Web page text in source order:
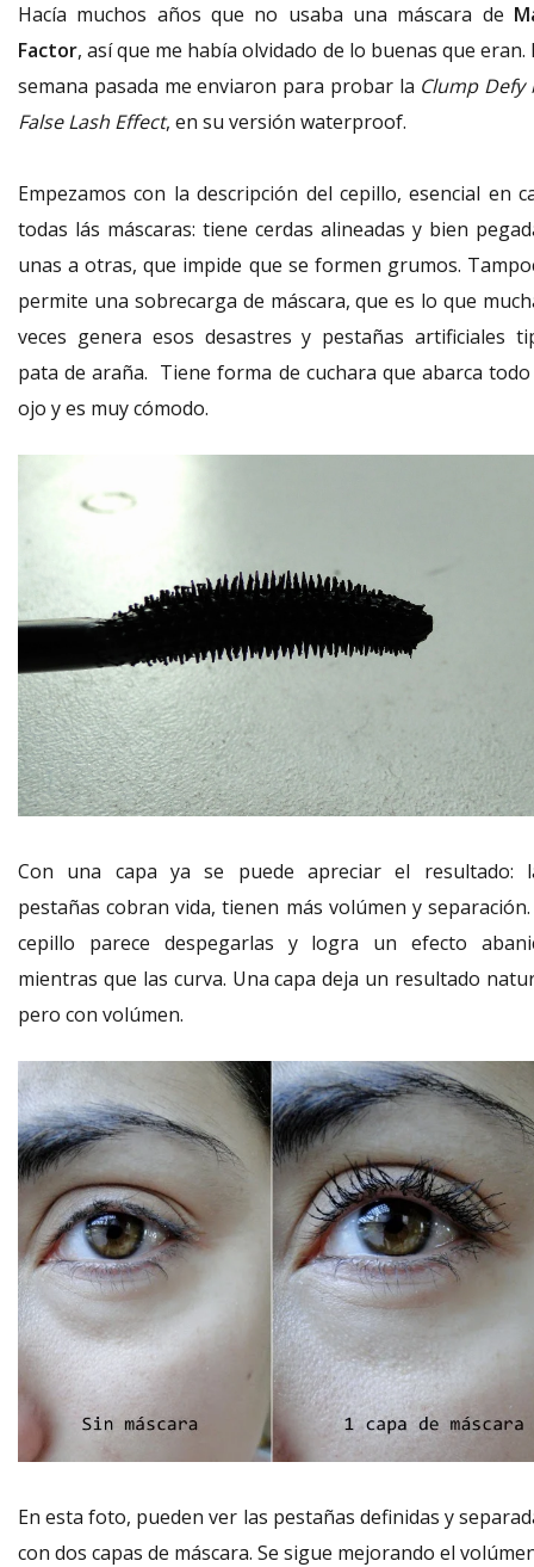
Hacía muchos años que no usaba una máscara de
Factor, así que me había olvidado de lo buenas que eran.
semana pasada me enviaron para probar la Clump Defy
False Lash Effect, en su versión waterproof.
Empezamos con la descripción del cepillo, esencial en
todas lás máscaras: tiene cerdas alineadas y bien
unas a otras, que impide que se formen grumos.
permite una sobrecarga de máscara, que es lo que
veces genera esos desastres y pestañas artificiales
pata de araña. Tiene forma de cuchara que abarca
ojo y es muy cómodo.
Con una capa ya se puede apreciar el resultado:
pestañas cobran vida, tienen más volúmen y separación.
cepillo parece despegarlas y logra un efecto
mientras que las curva. Una capa deja un resultado
pero con volúmen.
En esta foto, pueden ver las pestañas definidas y
con dos capas de máscara. Se sigue mejorando el